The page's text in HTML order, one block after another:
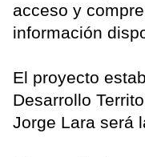
acceso y
información
El proyecto
Desarrollo
Jorge Lara será